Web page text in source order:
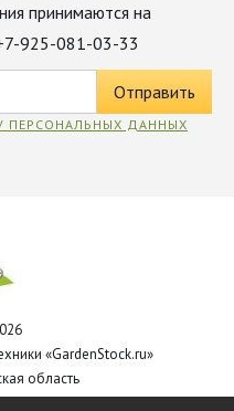
принимаются на
925-081-03-33
ПЕРСОНАЛЬНЫХ ДАННЫХ
«GardenStock.ru»
область